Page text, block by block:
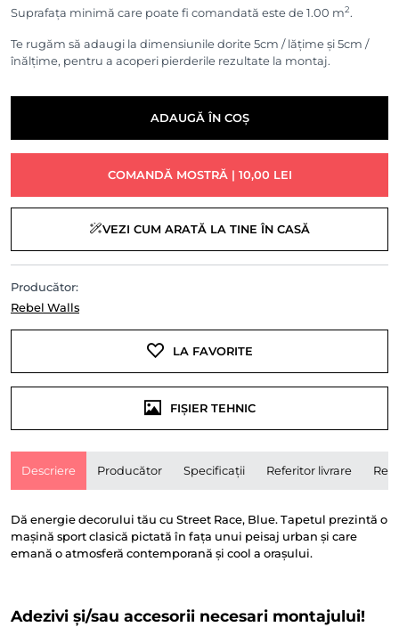
Suprafața minimă care poate fi comandată este de 1.00 m2.
Te rugăm să adaugi la dimensiunile dorite 5cm / lățime și 5cm /
înălțime, pentru a acoperi pierderile rezultate la montaj.
ADAUGĂ ÎN COȘ
COMANDĂ MOSTRĂ | 10,00 LEI
VEZI CUM ARATĂ LA TINE ÎN CASĂ
Producător:
Rebel Walls
LA FAVORITE
FIȘIER TEHNIC
Descriere Producător Specificații Referitor livrare
Dă energie decorului tău cu Street Race, Blue. Tapetul prezintă o
mașină sport clasică pictată în fața unui peisaj urban și care
emană o atmosferă contemporană și cool a orașului.
Adezivi și/sau accesorii necesari montajului!